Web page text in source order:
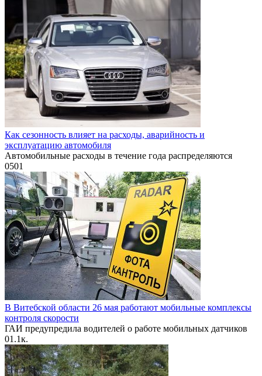
Как сезонность влияет на расходы, аварийность и
эксплуатацию автомобиля
Автомобильные расходы в течение года распределяются
0501
В Витебской области 26 мая работают мобильные комплексы
контроля скорости
ГАИ предупредила водителей о работе мобильных датчиков
01.1к.